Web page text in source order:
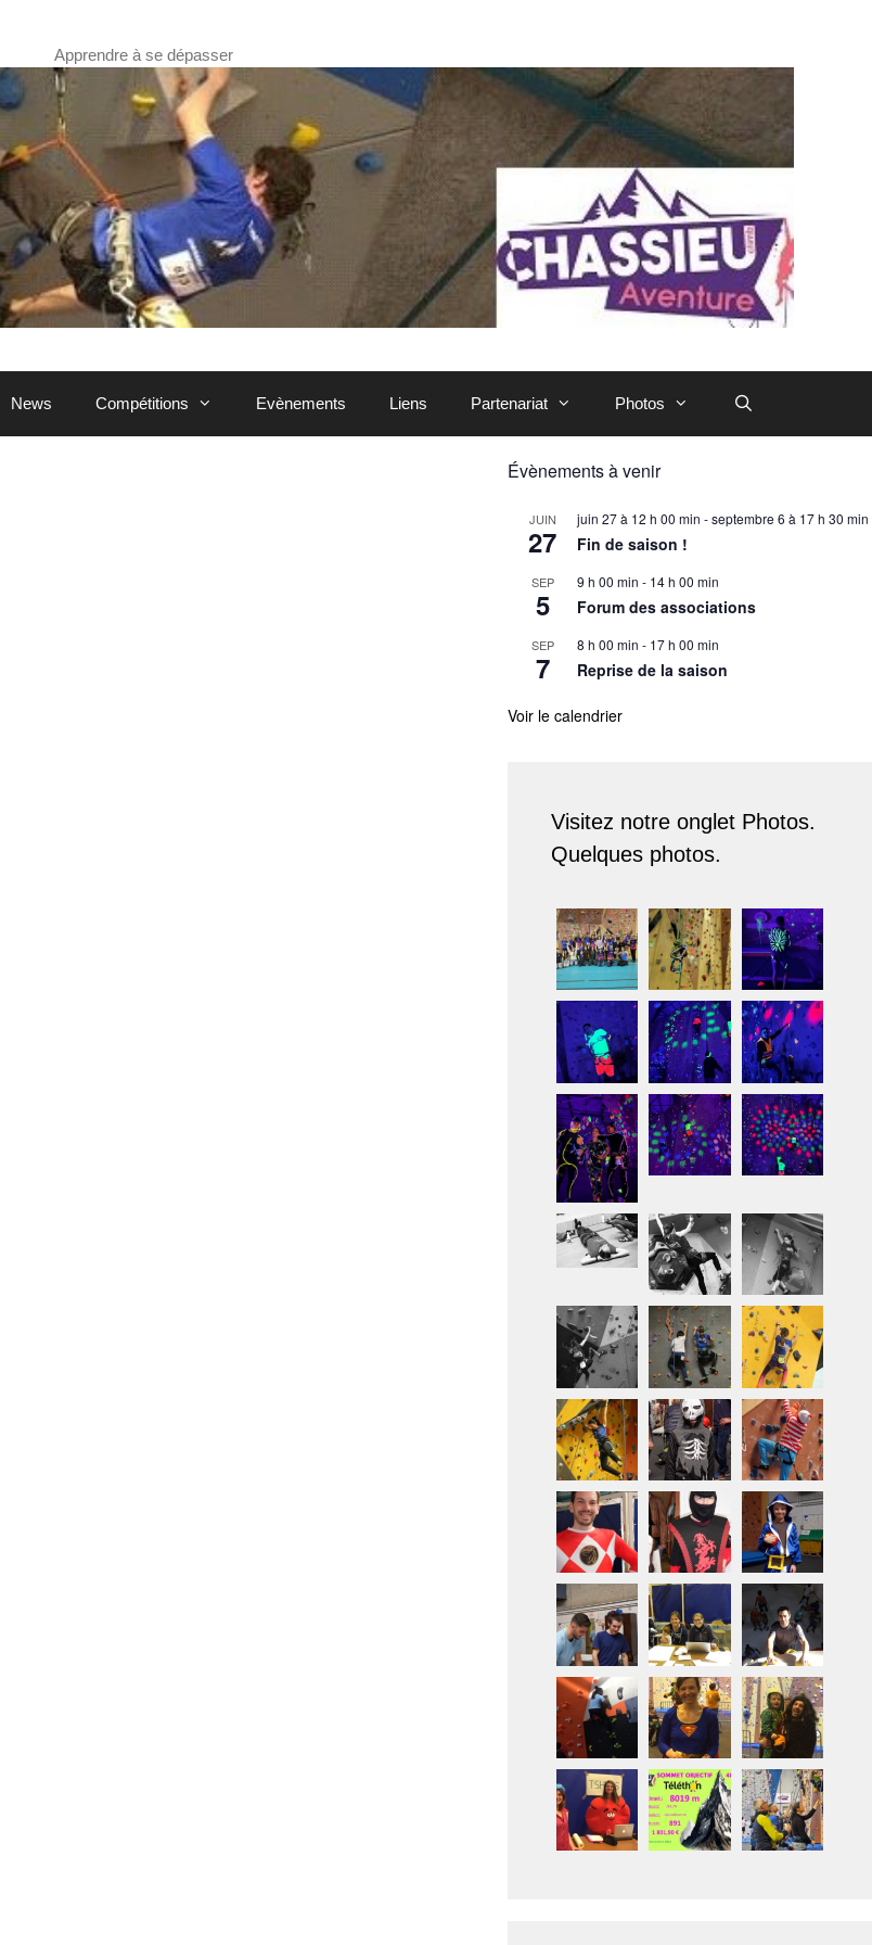
Apprendre à se dépasser
News Compétitions Evènements Liens Partenariat Photos
Évènements à venir
JUIN
27
juin 27 à 12 h 00 min -septembre 6 à 17 h 30 min
Fin de saison !
SEP
5
9 h 00 min - 14 h 00 min
Forum des associations
SEP
7
8 h 00 min - 17 h 00 min
Reprise de la saison
Voir le calendrier
Visitez notre onglet Photos.
Quelques photos.